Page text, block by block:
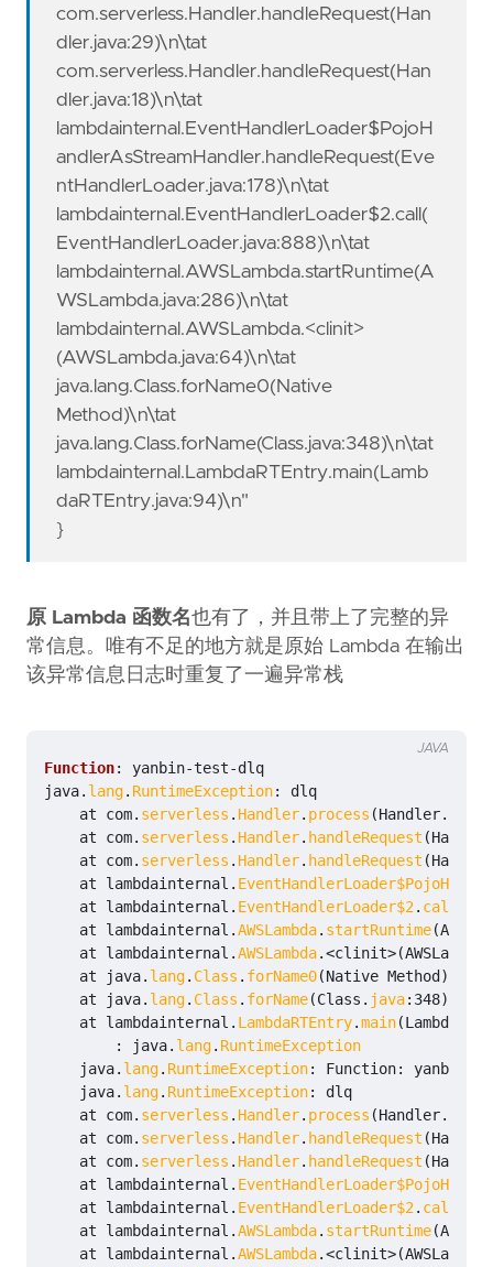
com.serverless.Handler.handleRequest(Han
dler.java:29)\n\tat
com.serverless.Handler.handleRequest(Han
dler.java:18)\n\tat
lambdainternal.EventHandlerLoader$PojoH
andlerAsStreamHandler.handleRequest(Eve
ntHandlerLoader.java:178)\n\tat
lambdainternal.EventHandlerLoader$2.call(
EventHandlerLoader.java:888)\n\tat
lambdainternal.AWSLambda.startRuntime(A
WSLambda.java:286)\n\tat
lambdainternal.AWSLambda.<clinit>
(AWSLambda.java:64)\n\tat
java.lang.Class.forName0(Native
Method)\n\tat
java.lang.Class.forName(Class.java:348)\n\tat
lambdainternal.LambdaRTEntry.main(Lamb
daRTEntry.java:94)\n"
}
原 Lambda 函数名也有了，并且带上了完整的异
常信息。唯有不足的地方就是原始 Lambda 在输出
该异常信息日志时重复了一遍异常栈
Function: yanbin-test-dlq
java. lang. RuntimeException:
dlq
at
com. serverless . Handler. process (Handler.
at
com. serverless . Handler. handleRequest (Handler
at
com. serverless . Handler. handleRequest (Handler
at
lambdainternal .
at
lambdainternal . EventHandlerLoader$2. call
at
lambdainternal .AWSLambda. startRuntime(
at
lambdainternal .AWSLambda.<clinit>(AWSLambda
at
java. lang. Class . forName0(Native Method )
at
java. lang. Class . forName(Class . java: 348)
at
lambdainternal . LambdaRTEntry.main(
:
java. lang. RuntimeException
java. lang. RuntimeException: Function: yanbin
java. lang. RuntimeException:
dlq
at
com. serverless . Handler. process (Handler.
at
com. serverless . Handler. handleRequest (Handler
at
com. serverless . Handler. handleRequest (Handler
at
lambdainternal .
at
lambdainternal . EventHandlerLoader$2. call
at
lambdainternal .AWSLambda. startRuntime(
at
lambdainternal .AWSLambda.<clinit>(AWSLambda
JAVA